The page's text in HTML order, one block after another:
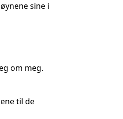
sine i
om meg.
til de